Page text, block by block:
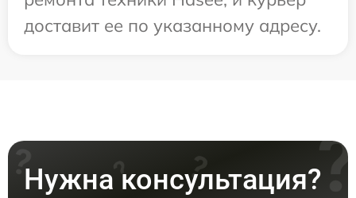
доставит ее по указанному адресу.
Нужна консультация?